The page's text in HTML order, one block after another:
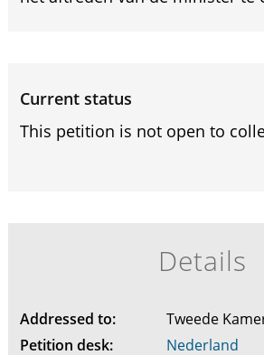
Current status
This petition is not open to
Details
Addressed to:
Tweede
Petition desk:
Nederland